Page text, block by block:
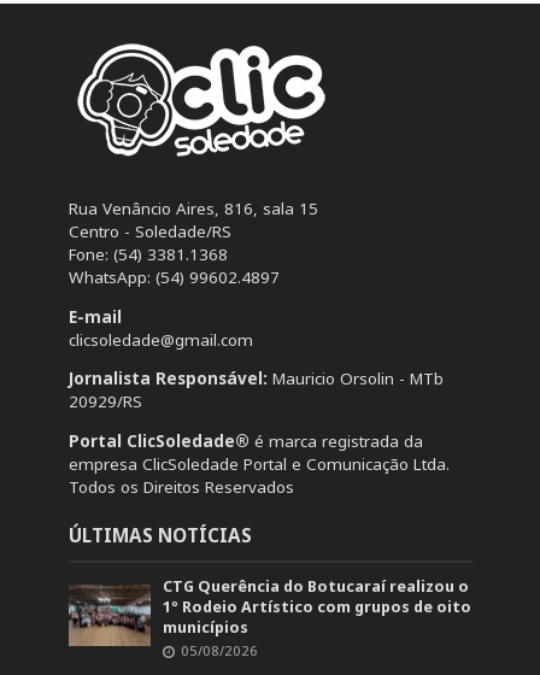
Rua Venâncio Aires, 816, sala 15
Centro - Soledade/RS
Fone: (54) 3381.1368
WhatsApp: (54) 99602.4897
E-mail
clicsoledade@gmail.com
Jornalista Responsável: Mauricio Orsolin - MTb
20929/RS
Portal ClicSoledade® é marca registrada da
empresa ClicSoledade Portal e Comunicação Ltda.
Todos os Direitos Reservados
ÚLTIMAS NOTÍCIAS
CTG Querência do Botucaraí realizou o
1º Rodeio Artístico com grupos de oito
municípios
05/08/2026